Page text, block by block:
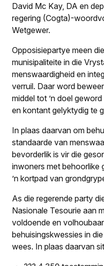
David Mc Kay, DA en
regering (Cogta)-
Wetgewer.
Opposisiepartye meen
munisipaliteite in die
menswaardigheid en
verruil. Daar word
middel tot ’n doel
en kontant gelyktydig te
In plaas daarvan om
standaarde van
bevorderlik is vir die
inwoners met behoorlike
’n kortpad van
As die regerende party
Nasionale Tesourie aan
voldoende en
behuisingskwessies in
wees. In plaas daarvan